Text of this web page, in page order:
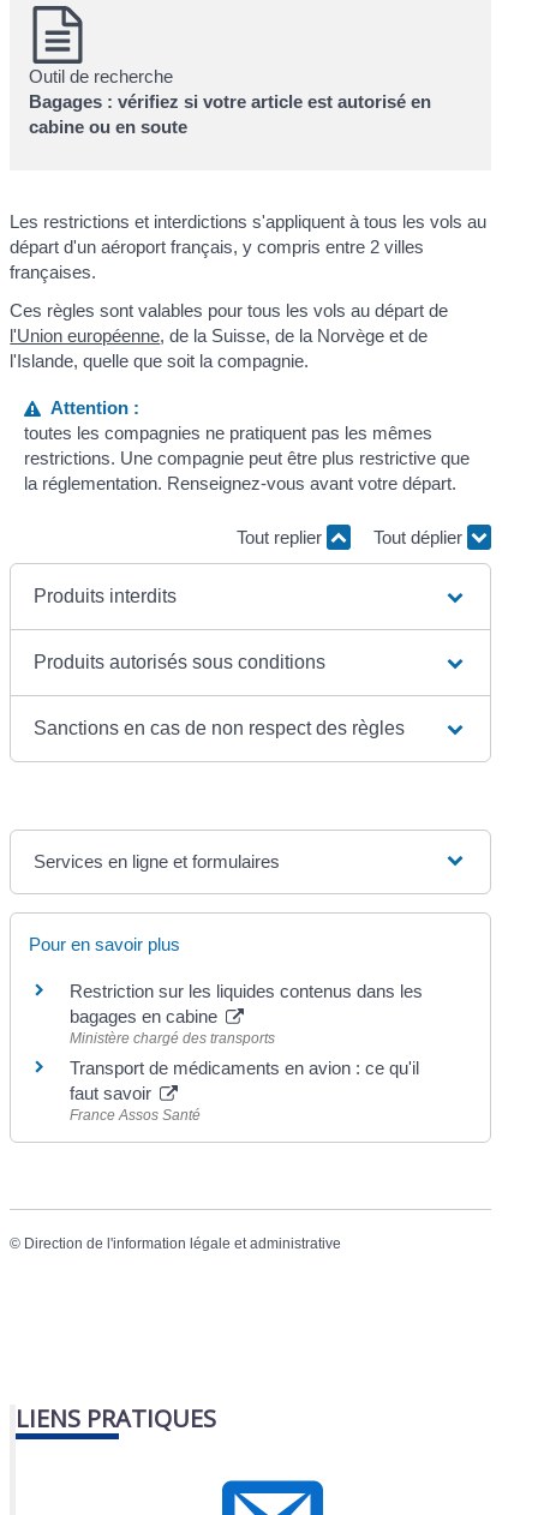
Outil de recherche
Bagages : vérifiez si votre article est autorisé en
cabine ou en soute
Les restrictions et interdictions s'appliquent à tous les vols au
départ d'un aéroport français, y compris entre 2 villes
françaises.
Ces règles sont valables pour tous les vols au départ de
l'Union européenne, de la Suisse, de la Norvège et de
l'Islande, quelle que soit la compagnie.
Attention :
toutes les compagnies ne pratiquent pas les mêmes
restrictions. Une compagnie peut être plus restrictive que
la réglementation. Renseignez-vous avant votre départ.
Tout replier Tout déplier
Produits interdits
Produits autorisés sous conditions
Sanctions en cas de non respect des règles
Services en ligne et formulaires
Pour en savoir plus
Restriction sur les liquides contenus dans les
bagages en cabine
Ministère chargé des transports
Transport de médicaments en avion : ce qu'il
faut savoir
France Assos Santé
© Direction de l'information légale et administrative
LIENS PRATIQUES